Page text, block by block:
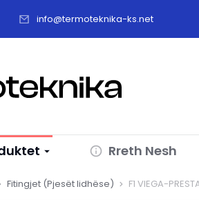
info@termoteknika-ks.net
Rreth Nesh
Fitingjet (Pjesët lidhëse) F1 VIEGA-